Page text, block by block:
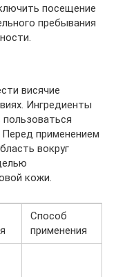
посещение
пребывания
висячие
Ингредиенты
применением
вокруг
кожи.
Способ
применения